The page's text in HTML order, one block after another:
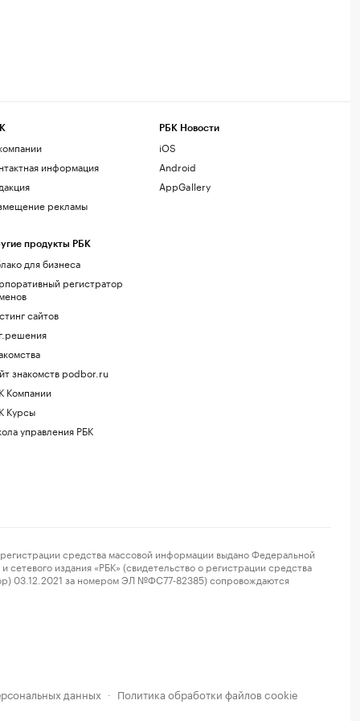
информация
рекламы
продукты РБК
для бизнеса
регистратор
сайтов
знакомств podbor.ru
Компании
Курсы
управления РБК
РБК Новости
iOS
Android
AppGallery
средства массовой информации выдано Федеральной
издания «РБК» (свидетельство о регистрации средства
03.12.2021 за номером ЭЛ №ФС77-82385) сопровождаются
данных · Политика обработки файлов cookie